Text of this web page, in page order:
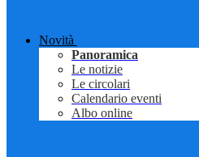
Novità
Panoramica
Le notizie
Le circolari
Calendario eventi
Albo online